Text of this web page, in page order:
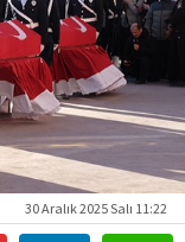
30 Aralık 2025 Salı 11:22